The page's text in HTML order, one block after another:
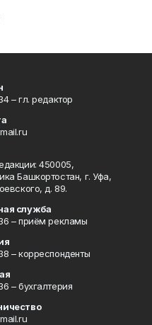
– гл. редактор
450005,
Башкортостан, г. Уфа,
д. 89.
служба
– приём рекламы
– корреспонденты
– бухгалтерия